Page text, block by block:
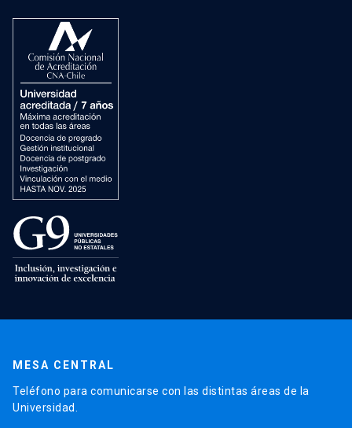
MESA CENTRAL
Teléfono para comunicarse con las distintas áreas de la
Universidad.